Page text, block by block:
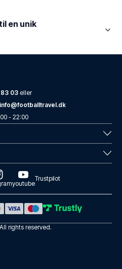
en unik
83 03 eller
info@footballtravel.dk
- 22:00
youtube
Trustpilot
rights reserved.